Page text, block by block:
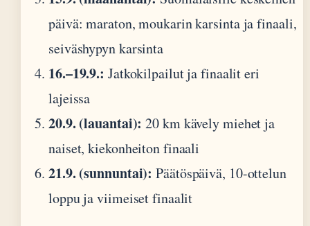
päivä: maraton, moukarin karsinta ja finaali,
seiväshypyn karsinta
16.–19.9.: Jatkokilpailut ja finaalit eri
lajeissa
20.9. (lauantai): 20 km kävely miehet ja
naiset, kiekonheiton finaali
21.9. (sunnuntai): Päätöspäivä, 10-ottelun
loppu ja viimeiset finaalit